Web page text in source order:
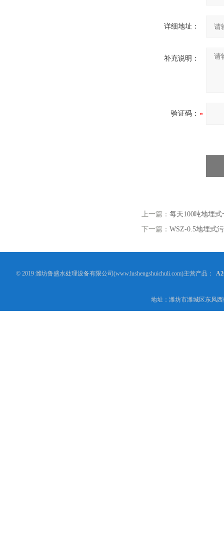
详细地址：
补充说明：
验证码：
上一篇： 每天100吨地埋
下一篇： WSZ-0.5地埋式
© 2019 潍坊鲁盛水处理设备有限公司(www.lushengshuichuli.com)主营产品：
地址：潍坊市潍城区东风